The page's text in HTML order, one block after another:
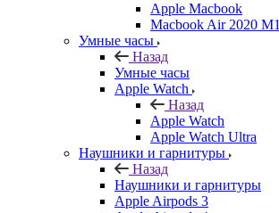
Apple Macbook
Macbook Air 2020 M1
Умные часы
Назад
Умные часы
Apple Watch
Назад
Apple Watch
Apple Watch Ultra
Наушники и гарнитуры
Назад
Наушники и гарнитуры
Apple Airpods 3